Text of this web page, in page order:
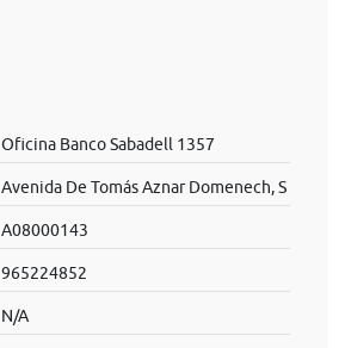
Oficina Banco Sabadell 1357
Avenida De Tomás Aznar Domenech, S
A08000143
965224852
N/A